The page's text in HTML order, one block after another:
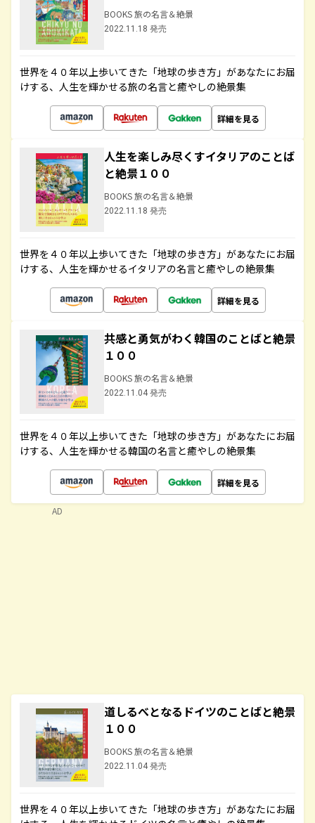
BOOKS 旅の名言＆絶景
2022.11.18 発売
世界を４０年以上歩いてきた「地球の歩き方」があなたにお届
けする、人生を輝かせる旅の名言と癒やしの絶景集
詳細を見る
人生を楽しみ尽くすイタリアのことば
と絶景１００
BOOKS 旅の名言＆絶景
2022.11.18 発売
世界を４０年以上歩いてきた「地球の歩き方」があなたにお届
けする、人生を輝かせるイタリアの名言と癒やしの絶景集
詳細を見る
共感と勇気がわく韓国のことばと絶景
１００
BOOKS 旅の名言＆絶景
2022.11.04 発売
世界を４０年以上歩いてきた「地球の歩き方」があなたにお届
けする、人生を輝かせる韓国の名言と癒やしの絶景集
詳細を見る
道しるべとなるドイツのことばと絶景
１００
BOOKS 旅の名言＆絶景
2022.11.04 発売
世界を４０年以上歩いてきた「地球の歩き方」があなたにお届
AD